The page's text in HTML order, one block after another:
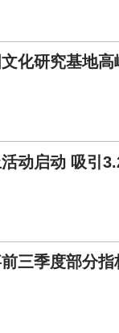
化研究基地
动启动 吸引
三季度部分